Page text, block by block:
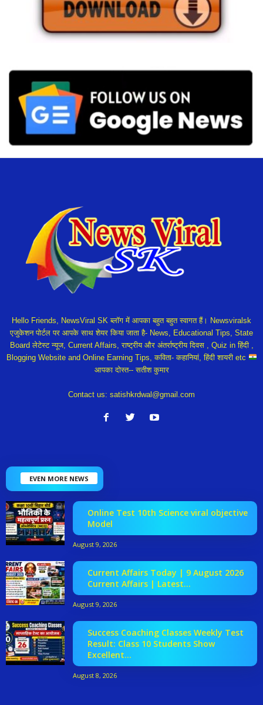
Hello Friends, NewsViral SK ब्लॉग में आपका बहुत बहुत स्वागत हैं। Newsviralsk
एजुकेशन पोर्टल पर आपके साथ शेयर किया जाता है- News, Educational Tips, State
Board लेटेस्ट न्यूज, Current Affairs, राष्ट्रीय और अंतर्राष्ट्रीय दिवस , Quiz in हिंदी ,
Blogging Website and Online Earning Tips, कविता- कहानियां, हिंदी शायरी etc
आपका दोस्त-- सतीश कुमार
Contact us: satishkrdwal@gmail.com
EVEN MORE NEWS
Online Test 10th Science viral objective
Model
August 9, 2026
Current Affairs Today | 9 August 2026
Current Affairs | Latest...
August 9, 2026
Success Coaching Classes Weekly Test
Result: Class 10 Students Show
Excellent...
August 8, 2026